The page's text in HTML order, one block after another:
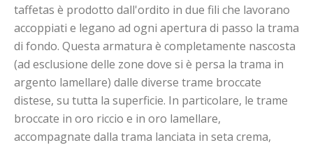
taffetas è prodotto dall'ordito in due fili che lavorano
accoppiati e legano ad ogni apertura di passo la trama
di fondo. Questa armatura è completamente nascosta
(ad esclusione delle zone dove si è persa la trama in
argento lamellare) dalle diverse trame broccate
distese, su tutta la superficie. In particolare, le trame
broccate in oro riccio e in oro lamellare,
accompagnate dalla trama lanciata in seta crema,